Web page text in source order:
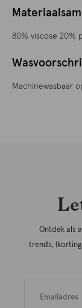
80% viscose 20%
Machinewasbaar
Ontdek als
trends,